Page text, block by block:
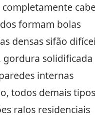
formam bolas
densas sifão
gordura solidificada
internas
todos demais tipos
ralos residenciais